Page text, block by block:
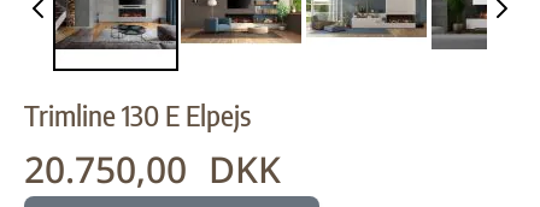
Trimline 130 E Elpejs
20.750,00 DKK